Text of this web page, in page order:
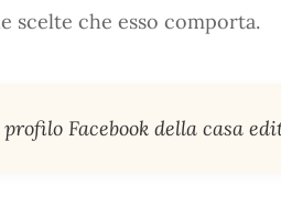
scelte che esso comporta.
profilo Facebook della casa